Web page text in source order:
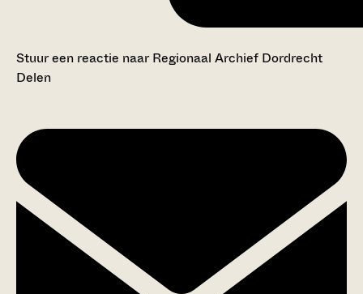
Stuur een reactie naar Regionaal Archief Dordrecht
Delen